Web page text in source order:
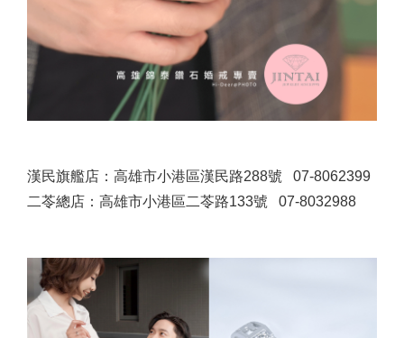
漢民旗艦店：高雄市小港區漢民路288號 07-8062399
二苓總店：高雄市小港區二苓路133號 07-8032988